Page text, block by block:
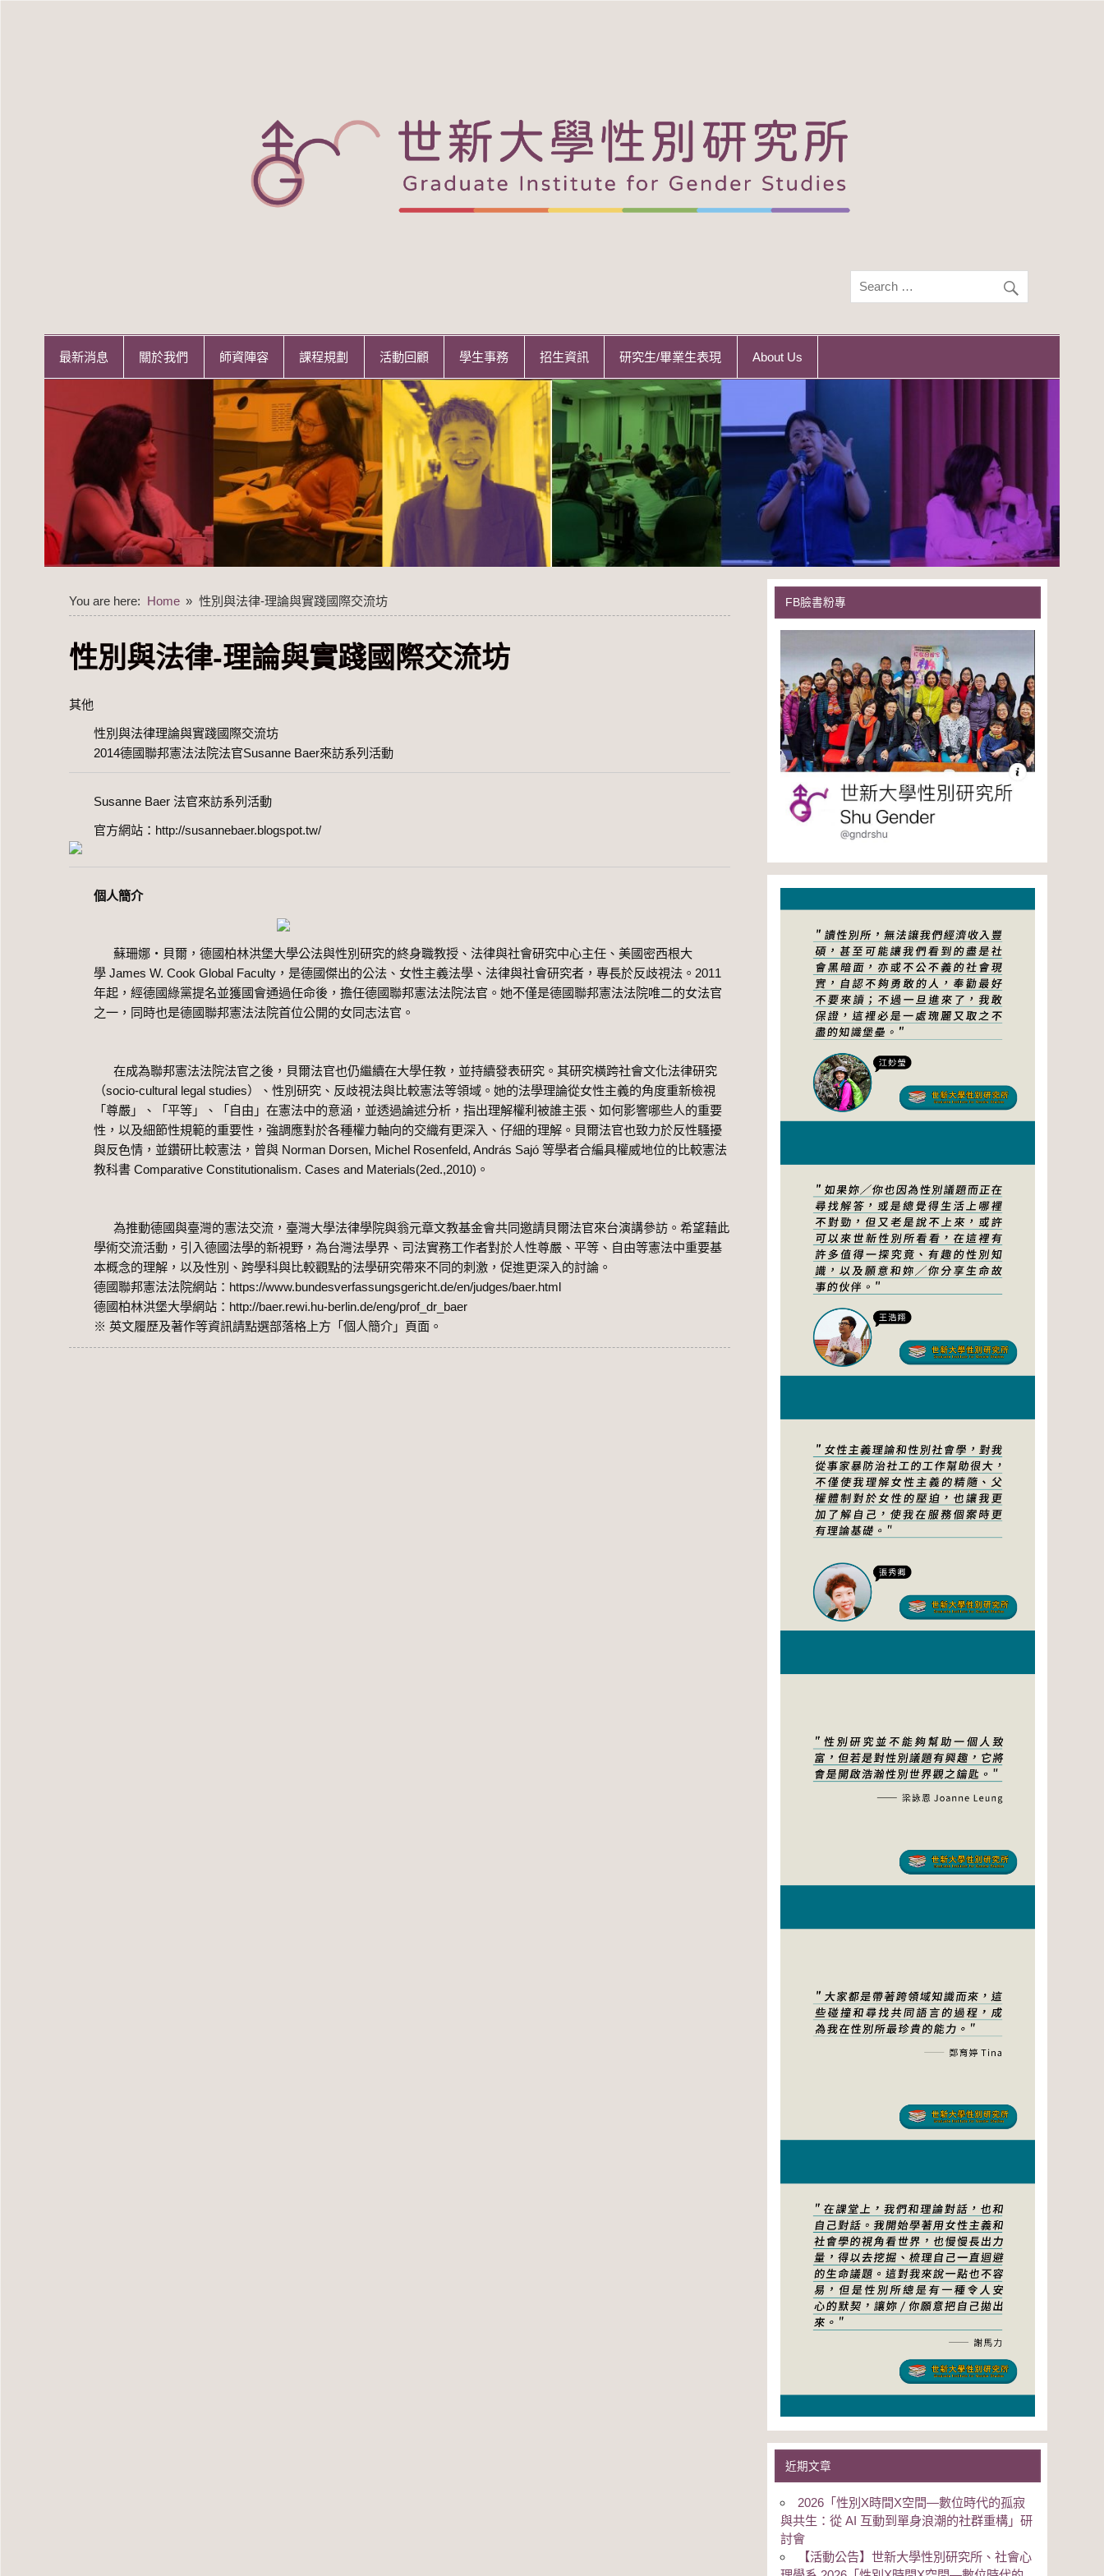
最新消息 關於我們 師資陣容 課程規劃 活動回顧 學生事務 招生資訊 研究生/畢業生表現 About Us
You are here: Home 性別與法律-理論與實踐國際交流坊
性別與法律-理論與實踐國際交流坊
其他
性別與法律理論與實踐國際交流坊
2014德國聯邦憲法法院法官Susanne Baer來訪系列活動
Susanne Baer 法官來訪系列活動
官方網站：http://susannebaer.blogspot.tw/
個人簡介
蘇珊娜‧貝爾，德國柏林洪堡大學公法與性別研究的終身職教授、法律與社會研究中心主任、美國密西根大
學 James W. Cook Global Faculty ，是德國傑出的公法、女性主義法學、法律與社會研究者，專長於反歧視法。 2011
年起，經德國綠黨提名並獲國會通過任命後，擔任德國聯邦憲法法院法官。她不僅是德國聯邦憲法法院唯二的女法官
之一，同時也是德國聯邦憲法法院首位公開的女同志法官。
在成為聯邦憲法法院法官之後，貝爾法官也仍繼續在大學任教，並持續發表研究。其研究橫跨社會文化法律研究
（socio-cultural legal studies）、性別研究、反歧視法與比較憲法等領域。她的法學理論從女性主義的角度重新檢視
「尊嚴」、「平等」、「自由」在憲法中的意涵，並透過論述分析，指出理解權利被誰主張、如何影響哪些人的重要
性，以及細節性規範的重要性，強調應對於各種權力軸向的交織有更深入、仔細的理解。貝爾法官也致力於反性騷擾
與反色情，並鑽研比較憲法，曾與 Norman Dorsen, Michel Rosenfeld, András Sajó 等學者合編具權威地位的比較憲法
教科書 Comparative Constitutionalism. Cases and Materials(2ed.,2010) 。
為推動德國與臺灣的憲法交流，臺灣大學法律學院與翁元章文教基金會共同邀請貝爾法官來台演講參訪。希望藉此
學術交流活動，引入德國法學的新視野，為台灣法學界、司法實務工作者對於人性尊嚴、平等、自由等憲法中重要基
本概念的理解，以及性別、跨學科與比較觀點的法學研究帶來不同的刺激，促進更深入的討論。
德國聯邦憲法法院網站： https://www.bundesverfassungsgericht.de/en/judges/baer.html
德國柏林洪堡大學網站： http://baer.rewi.hu-berlin.de/eng/prof_dr_baer
※ 英文履歷及著作等資訊請點選部落格上方「個人簡介」頁面。
FB臉書粉專
近期文章
2026「性別Χ時間Χ空間—數位時代的孤寂
與共生：從 AI 互動到單身浪潮的社群重構」研
討會
【活動公告】世新大學性別研究所、社會心